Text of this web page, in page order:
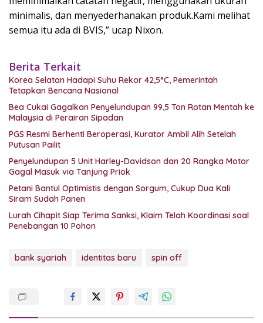
minimalis, dan menyederhanakan produk.Kami melihat
semua itu ada di BVIS,” ucap Nixon.
Berita Terkait
Korea Selatan Hadapi Suhu Rekor 42,5°C, Pemerintah
Tetapkan Bencana Nasional
Bea Cukai Gagalkan Penyelundupan 99,5 Ton Rotan Mentah ke
Malaysia di Perairan Sipadan
PGS Resmi Berhenti Beroperasi, Kurator Ambil Alih Setelah
Putusan Pailit
Penyelundupan 5 Unit Harley-Davidson dan 20 Rangka Motor
Gagal Masuk via Tanjung Priok
Petani Bantul Optimistis dengan Sorgum, Cukup Dua Kali
Siram Sudah Panen
Lurah Cihapit Siap Terima Sanksi, Klaim Telah Koordinasi soal
Penebangan 10 Pohon
bank syariah identitas baru spin off